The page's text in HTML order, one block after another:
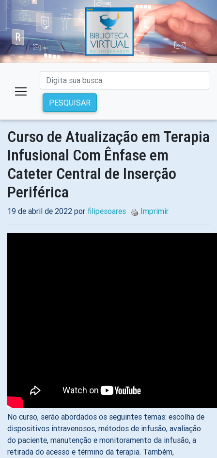
PESQUISAR
Curso de Atualização em Terapia
Infusional Com Ênfase em
Cateter Central de Inserção
Periférica
19 de abril de 2022 por filipesoares Imprimir
No curso, serão abordados os seguintes temas: escolha de
dispositivos intravenosos, métodos de infusão, avaliação
do paciente, manutenção e monitoramento da infusão, a
retirada do acesso e término da terapia. Também,